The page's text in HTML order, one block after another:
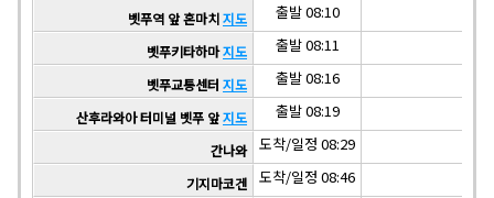
벳푸역 앞 혼마치지도 출발 08:10
벳푸키타하마지도 출발 08:11
벳푸교통센터 지도 출발 08:16
산후라와아 터미널 벳푸 앞지도 출발 08:19
간나와 도착/일정 08:29
기지마코겐 도착/일정 08:46